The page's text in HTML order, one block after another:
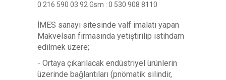
0 216 590 03 92 Gsm : 0 530 908 8110
İMES sanayi sitesinde valf imalatı yapan
Makvelsan firmasında yetiştirilip istihdam
edilmek üzere;
- Ortaya çıkarılacak endüstriyel ürünlerin
üzerinde bağlantıları (pnömatik silindir,